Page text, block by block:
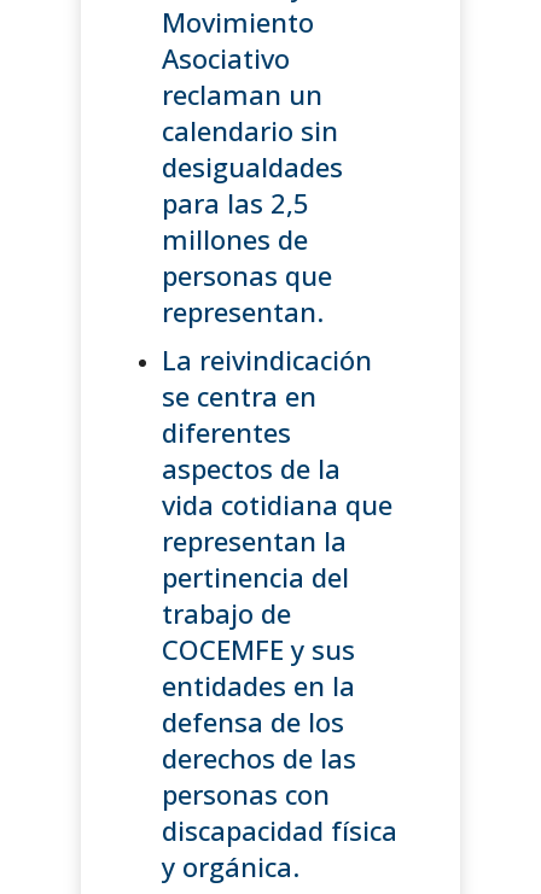
Movimiento
Asociativo
reclaman un
calendario sin
desigualdades
para las 2,5
millones de
personas que
representan.
La reivindicación
se centra en
diferentes
aspectos de la
vida cotidiana que
representan la
pertinencia del
trabajo de
COCEMFE y sus
entidades en la
defensa de los
derechos de las
personas con
discapacidad física
y orgánica.